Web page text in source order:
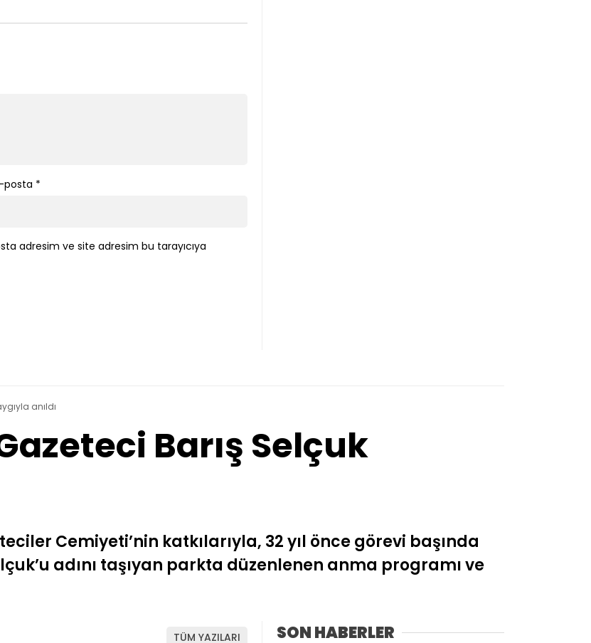
posta *
adresim ve site adresim bu tarayıcıya
anıldı
Barış Selçuk
Cemiyeti’nin katkılarıyla, 32 yıl önce görevi başında
adını taşıyan parkta düzenlenen anma programı ve
TÜM YAZILARI SON HABERLER